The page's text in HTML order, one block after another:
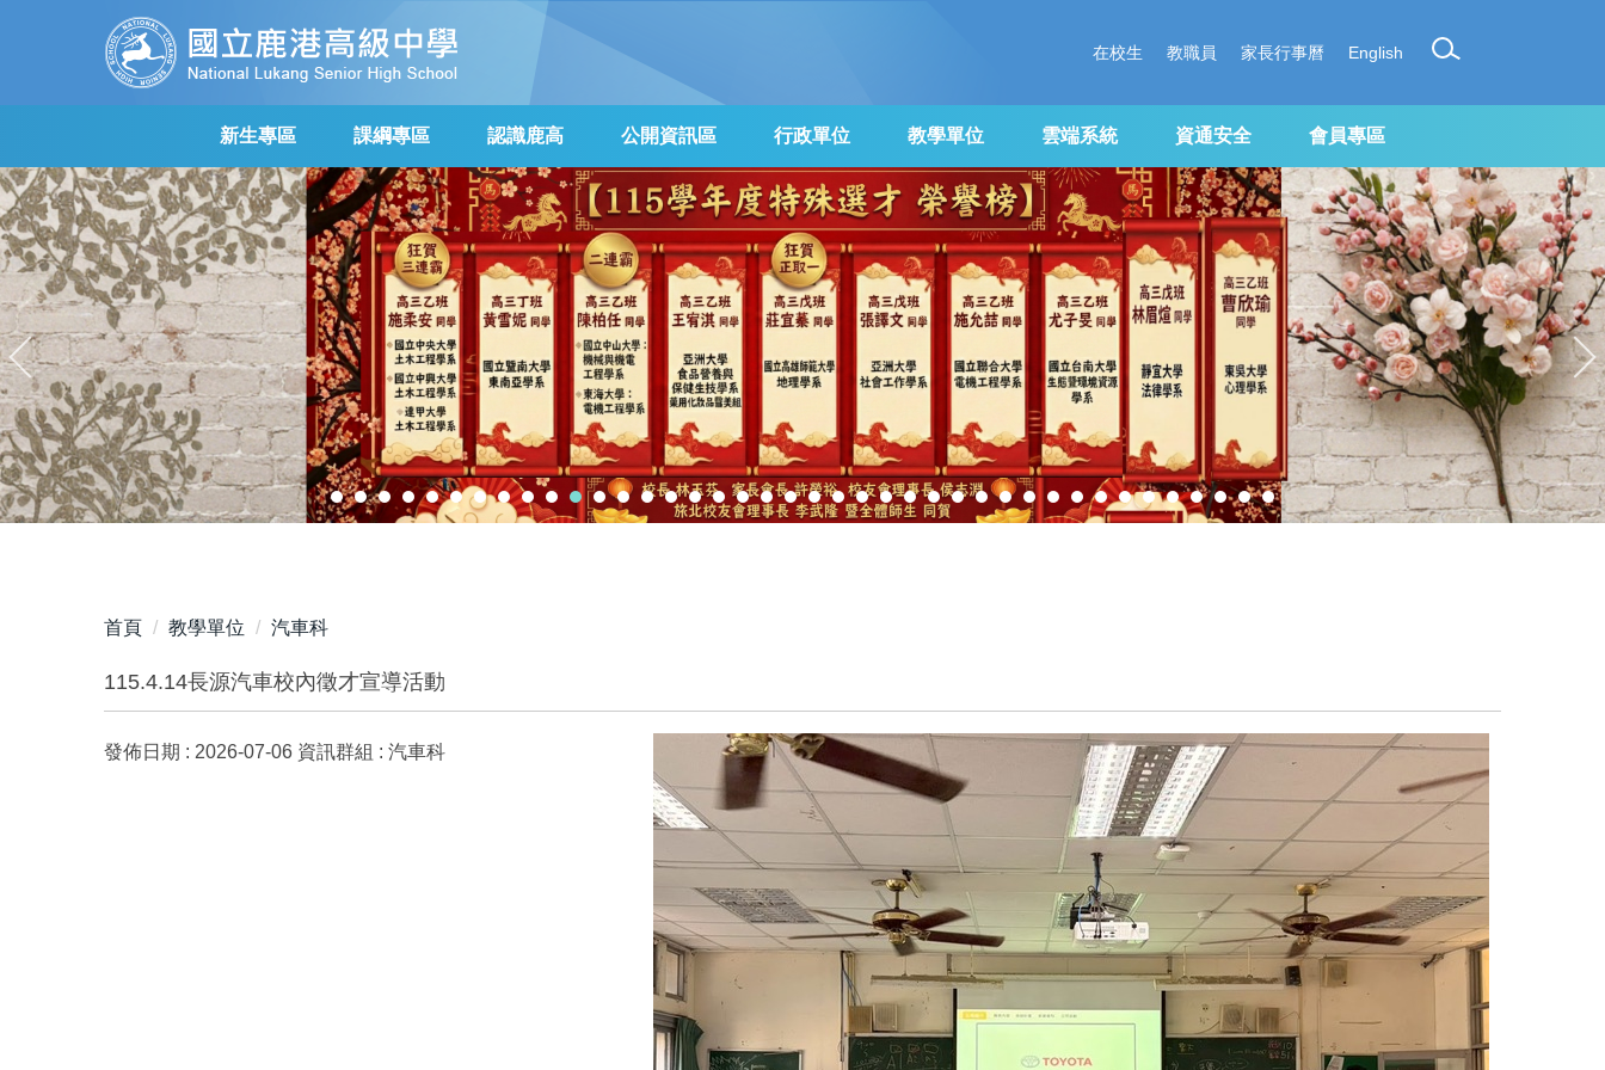
要
區
新生專區 課綱專區 認識鹿高 公開資訊區 行政單位 教學單位 雲端系統 資通安全 會員專區
在校生 教職員 家長行事曆 English
首頁 教學單位 汽車科
115.4.14長源汽車校內徵才宣導活動
發佈日期 : 2026-07-06 資訊群組 : 汽車科